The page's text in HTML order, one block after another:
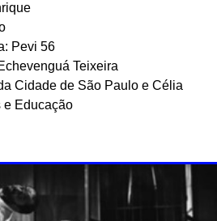
Pevi 56
Teixeira
Cidade de São Paulo e Célia
e Educação